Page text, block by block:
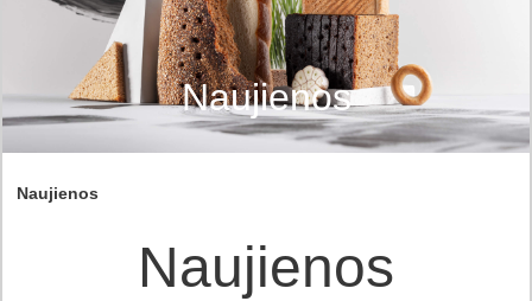
Naujienos
Naujienos
Naujienos